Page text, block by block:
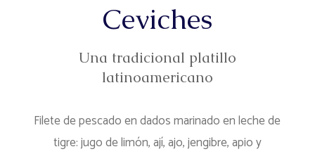
Ceviches
Una tradicional platillo
latinoamericano
Filete de pescado en dados marinado en leche de
tigre: jugo de limón, ají, ajo, jengibre, apio y